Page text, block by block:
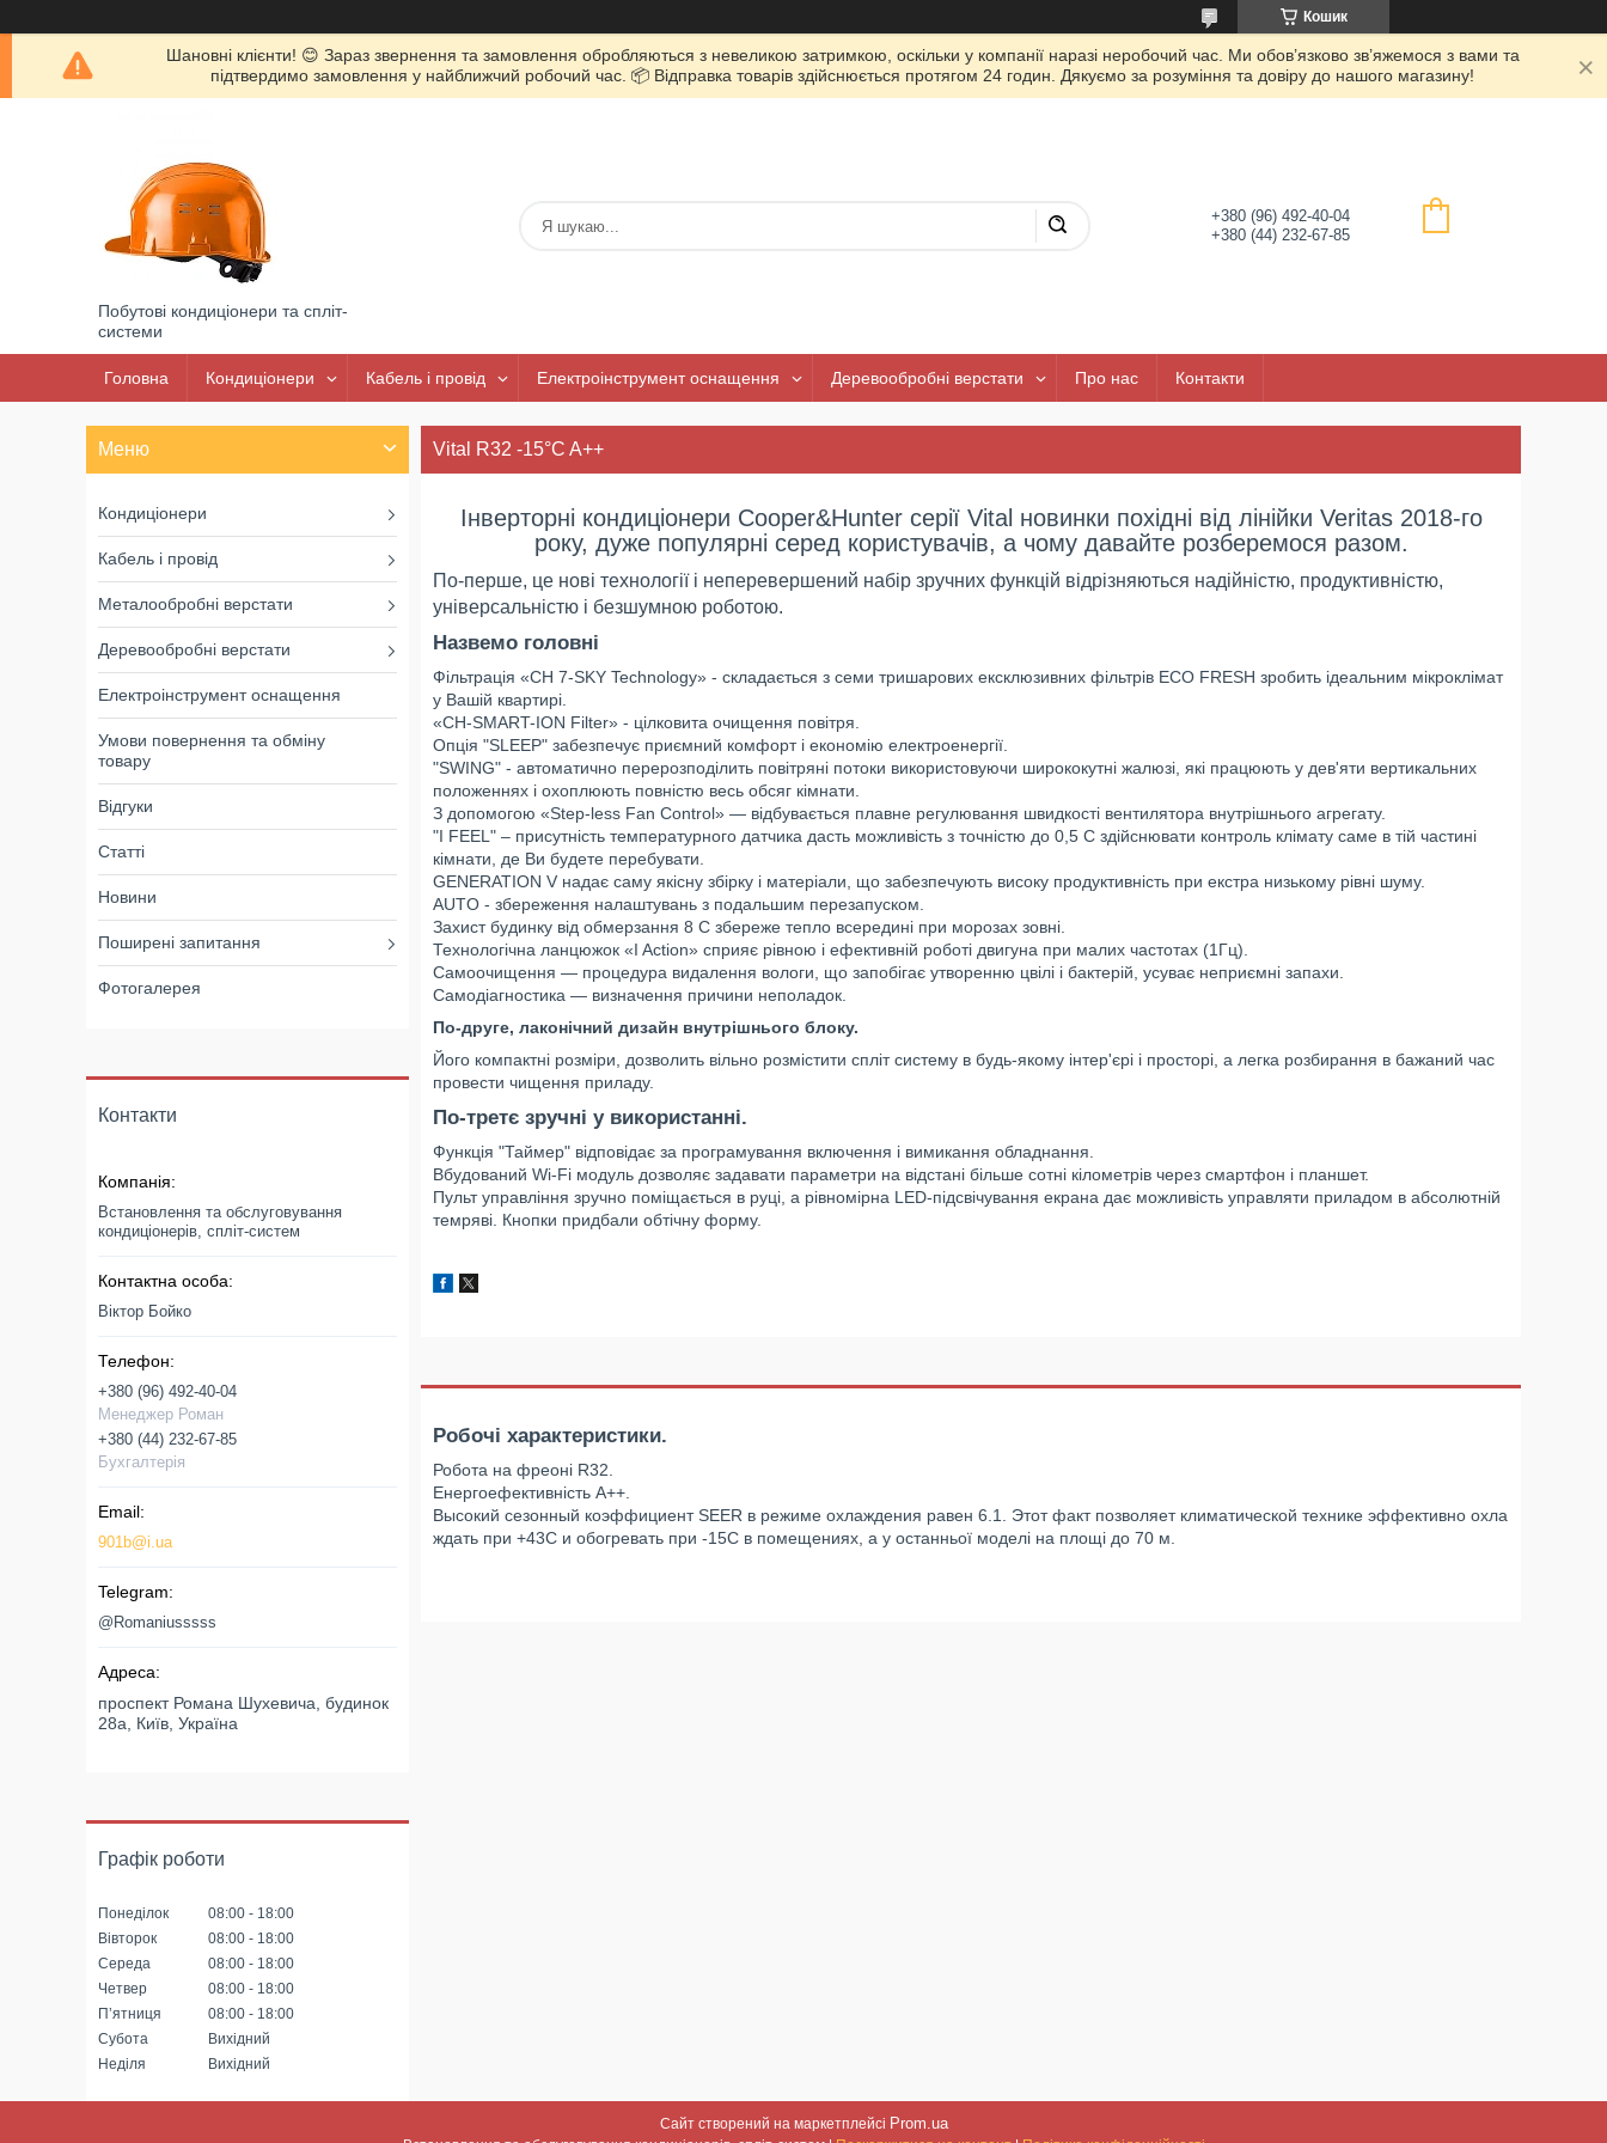
Кошик
Шановні клієнти! 😊 Зараз звернення та замовлення обробляються з невеликою затримкою, оскільки у компанії наразі неробочий час. Ми обов’язково зв’яжемося з вами та
підтвердимо замовлення у найближчий робочий час. 📦 Відправка товарів здійснюється протягом 24 годин. Дякуємо за розуміння та довіру до нашого магазину!
Побутові кондиціонери та спліт-
системи
+380 (96) 492-40-04
+380 (44) 232-67-85
Головна Кондиціонери Кабель і провід Електроінструмент оснащення Деревообробні верстати Про нас Контакти
Vital R32 -15°C A++
Інверторні кондиціонери Cooper&Hunter серії Vital новинки похідні від лінійки Veritas 2018-го
року, дуже популярні серед користувачів, а чому давайте розберемося разом.
По-перше, це нові технології і неперевершений набір зручних функцій відрізняються надійністю, продуктивністю,
універсальністю і безшумною роботою.
Назвемо головні
Фільтрація «CH 7-SKY Technology» - складається з семи тришарових ексклюзивних фільтрів ECO FRESH зробить ідеальним мікроклімат
у Вашій квартирі.
«CH-SMART-ION Filter» - цілковита очищення повітря.
Опція "SLEEP" забезпечує приємний комфорт і економію електроенергії.
"SWING" - автоматично перерозподілить повітряні потоки використовуючи ширококутні жалюзі, які працюють у дев'яти вертикальних
положеннях і охоплюють повністю весь обсяг кімнати.
З допомогою «Step-less Fan Control» — відбувається плавне регулювання швидкості вентилятора внутрішнього агрегату.
"I FEEL" – присутність температурного датчика дасть можливість з точністю до 0,5 С здійснювати контроль клімату саме в тій частині
кімнати, де Ви будете перебувати.
GENERATION V надає саму якісну збірку і матеріали, що забезпечують високу продуктивність при екстра низькому рівні шуму.
AUTO - збереження налаштувань з подальшим перезапуском.
Захист будинку від обмерзання 8 C збереже тепло всередині при морозах зовні.
Технологічна ланцюжок «I Action» сприяє рівною і ефективній роботі двигуна при малих частотах (1Гц).
Самоочищення — процедура видалення вологи, що запобігає утворенню цвілі і бактерій, усуває неприємні запахи.
Самодіагностика — визначення причини неполадок.
По-друге, лаконічний дизайн внутрішнього блоку.
Його компактні розміри, дозволить вільно розмістити спліт систему в будь-якому інтер'єрі і просторі, а легка розбирання в бажаний час
провести чищення приладу.
По-третє зручні у використанні.
Функція "Таймер" відповідає за програмування включення і вимикання обладнання.
Вбудований Wi-Fi модуль дозволяє задавати параметри на відстані більше сотні кілометрів через смартфон і планшет.
Пульт управління зручно поміщається в руці, а рівномірна LED-підсвічування екрана дає можливість управляти приладом в абсолютній
темряві. Кнопки придбали обтічну форму.
Робочі характеристики.
Робота на фреоні R32.
Енергоефективність А++.
Высокий сезонный коэффициент SEER в режиме охлаждения равен 6.1. Этот факт позволяет климатической технике эффективно охла
ждать при +43С и обогревать при -15С в помещениях, а у останньої моделі на площі до 70 м.
Кондиціонери
Кабель і провід
Металообробні верстати
Деревообробні верстати
Електроінструмент оснащення
Умови повернення та обміну
товару
Відгуки
Статті
Новини
Поширені запитання
Фотогалерея
Контакти
Встановлення та обслуговування
кондиціонерів, спліт-систем
Віктор Бойко
+380 (96) 492-40-04
Менеджер Роман
+380 (44) 232-67-85
Бухгалтерія
901b@i.ua
@Romaniusssss
проспект Романа Шухевича, будинок
28а, Київ, Україна
Графік роботи
Понеділок 08:00
18:00
Вівторок
08:00
18:00
Середа
08:00
18:00
Четвер
08:00
18:00
Пʼятниця
08:00
18:00
Субота
Вихідний
Неділя
Вихідний
Сайт створений на маркетплейсі Prom.ua